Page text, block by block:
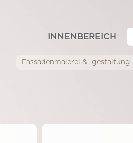
INNENBEREICH
Fassadenmalerei & -gestaltung